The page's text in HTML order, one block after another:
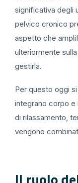
significativa degli
pelvico cronico
aspetto che
ulteriormente
gestirla.
Per questo oggi
integrano corpo
di rilassamento,
vengono